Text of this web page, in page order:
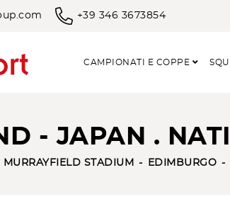
+39 346 3673854
CAMPIONATI E COPPE
- JAPAN .
MURRAYFIELD STADIUM EDIMBURGO